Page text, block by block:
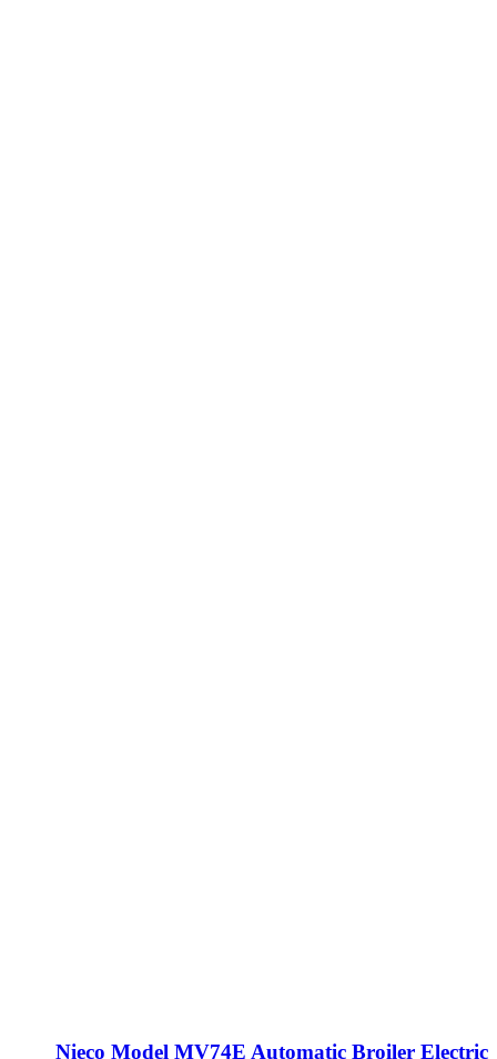
Nieco Model MV74E Automatic Broiler Electric